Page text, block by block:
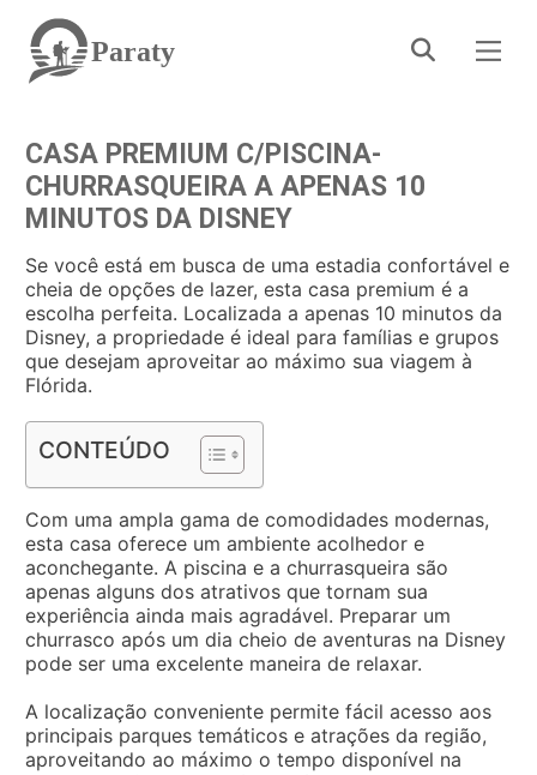
Paraty
CASA PREMIUM C/PISCINA-
CHURRASQUEIRA A APENAS 10
MINUTOS DA DISNEY
Se você está em busca de uma estadia confortável e
cheia de opções de lazer, esta casa premium é a
escolha perfeita. Localizada a apenas 10 minutos da
Disney, a propriedade é ideal para famílias e grupos
que desejam aproveitar ao máximo sua viagem à
Flórida.
CONTEÚDO
Com uma ampla gama de comodidades modernas,
esta casa oferece um ambiente acolhedor e
aconchegante. A piscina e a churrasqueira são
apenas alguns dos atrativos que tornam sua
experiência ainda mais agradável. Preparar um
churrasco após um dia cheio de aventuras na Disney
pode ser uma excelente maneira de relaxar.
A localização conveniente permite fácil acesso aos
principais parques temáticos e atrações da região,
aproveitando ao máximo o tempo disponível na